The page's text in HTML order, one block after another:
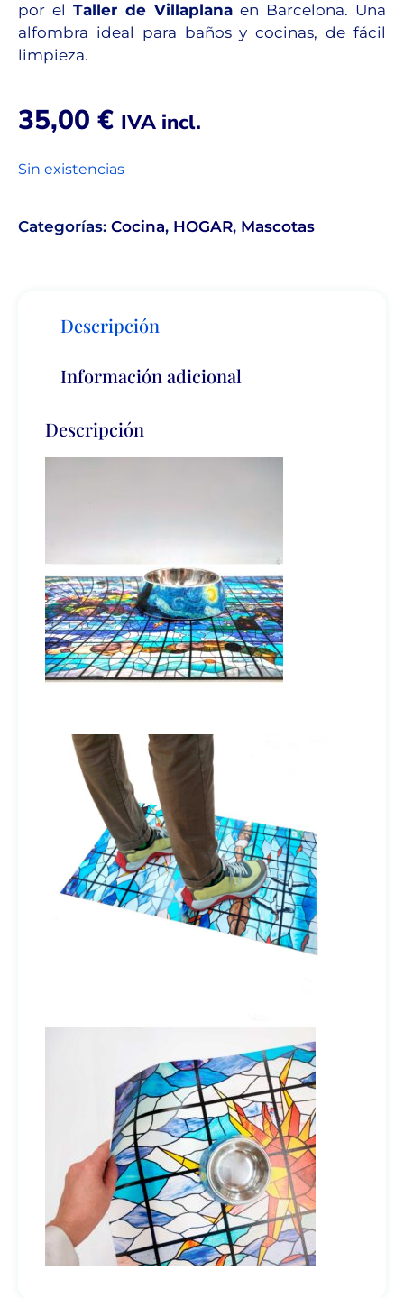
por el Taller de Villaplana en Barcelona. Una
alfombra ideal para baños y cocinas, de fácil
limpieza.
35,00 € IVA incl.
Sin existencias
Categorías: Cocina, HOGAR, Mascotas
Descripción
Información adicional
Descripción